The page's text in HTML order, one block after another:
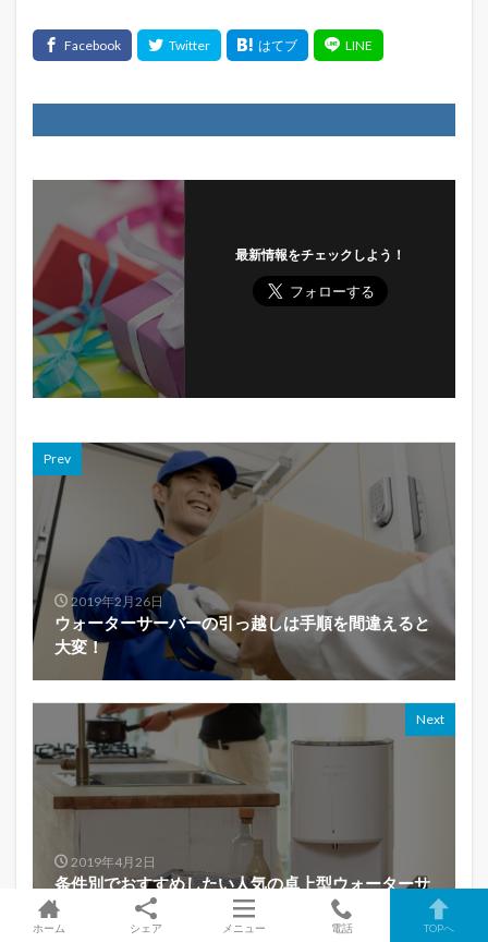
最新情報をチェックしよう！
Prev
2019年2月26日
ウォーターサーバーの引っ越しは手順を間違えると
大変！
Next
2019年4月2日
条件別でおすすめしたい人気の卓上型ウォーターサ
ーバー5選
ホーム シェア メニュー 電話 TOPへ